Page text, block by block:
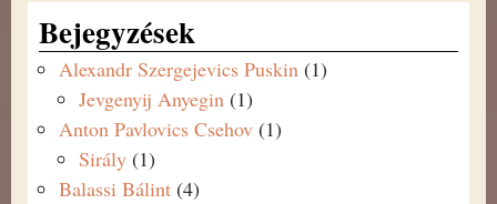
Bejegyzések
Alexandr Szergejevics Puskin (1)
Jevgenyij Anyegin (1)
Anton Pavlovics Csehov (1)
Sirály (1)
Balassi Bálint (4)